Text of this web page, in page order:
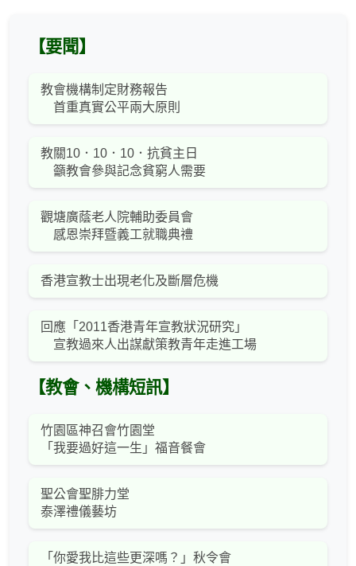
【要聞】
教會機構制定財務報告
首重真實公平兩大原則
教關10．10．10．抗貧主日
籲教會參與記念貧窮人需要
觀塘廣蔭老人院輔助委員會
感恩崇拜暨義工就職典禮
香港宣教士出現老化及斷層危機
回應「2011香港青年宣教狀況研究」
宣教過來人出謀獻策教青年走進工場
【教會、機構短訊】
竹園區神召會竹園堂
「我要過好這一生」福音餐會
聖公會聖腓力堂
泰澤禮儀藝坊
「你愛我比這些更深嗎？」秋令會